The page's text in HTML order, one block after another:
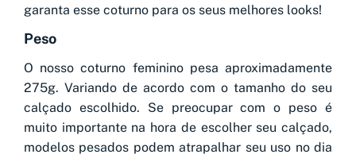
garanta esse coturno para os seus melhores looks!
Peso
O nosso coturno feminino pesa aproximadamente
275g. Variando de acordo com o tamanho do seu
calçado escolhido. Se preocupar com o peso é
muito importante na hora de escolher seu calçado,
modelos pesados podem atrapalhar seu uso no dia